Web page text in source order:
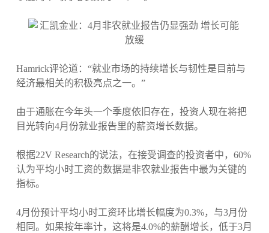
Hamrick评论道：“就业市场的持续增长与韧性是目前与
经济最相关的积极亮点之一。”
由于通胀在今年头一个季度依旧存在，投资人现在将把
目光转向4月份就业报告里的薪资增长数据。
根据22V Research的说法，在接受调查的投资者中，60%
认为平均小时工资的数据是非农就业报告中最为关键的
指标。
4月份预计平均小时工资环比增长幅度为0.3%，与3月份
相同。如果按年率计，这将是4.0%的薪酬增长，低于3月